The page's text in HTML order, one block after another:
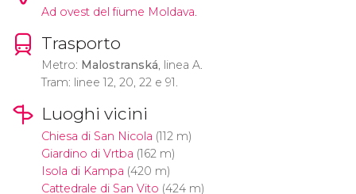
Ad ovest del fiume Moldava.
Trasporto
Metro: Malostranská, linea A.
Tram: linee 12, 20, 22 e 91.
Luoghi vicini
Chiesa di San Nicola (112 m)
Giardino di Vrtba (162 m)
Isola di Kampa (420 m)
Cattedrale di San Vito (424 m)